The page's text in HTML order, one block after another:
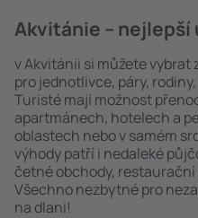
Akvitánie – nejlepší
v Akvitánii si můžete vybrat
pro jednotlivce, páry,
Turisté mají možnost
apartmánech, hotelech a
oblastech nebo v samém
výhody patří i nedaleké
četné obchody,
Všechno nezbytné pro
na dlani!